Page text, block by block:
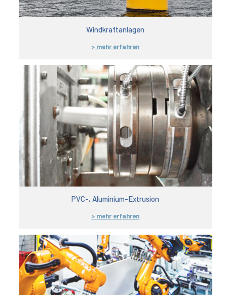
Windkraftanlagen
> mehr erfahren
PVC-, Aluminium-Extrusion
> mehr erfahren